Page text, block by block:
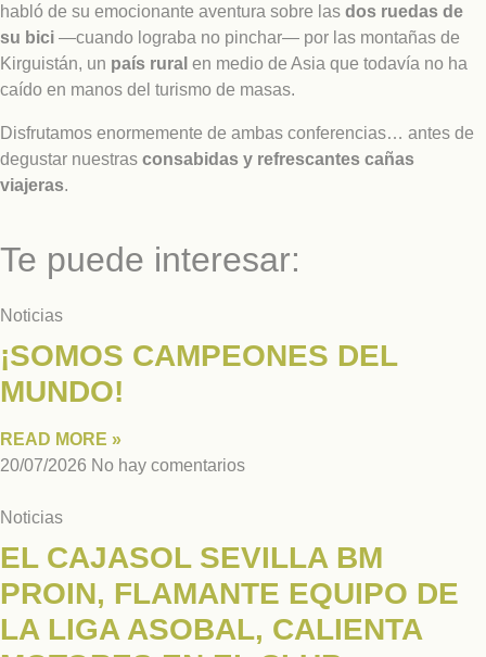
habló de su emocionante aventura sobre las dos ruedas de
su bici —cuando lograba no pinchar— por las montañas de
Kirguistán, un país rural en medio de Asia que todavía no ha
caído en manos del turismo de masas.
Disfrutamos enormemente de ambas conferencias… antes de
degustar nuestras consabidas y refrescantes cañas
viajeras.
Te puede interesar:
Noticias
¡SOMOS CAMPEONES DEL
MUNDO!
READ MORE »
20/07/2026 No hay comentarios
Noticias
EL CAJASOL SEVILLA BM
PROIN, FLAMANTE EQUIPO DE
LA LIGA ASOBAL, CALIENTA